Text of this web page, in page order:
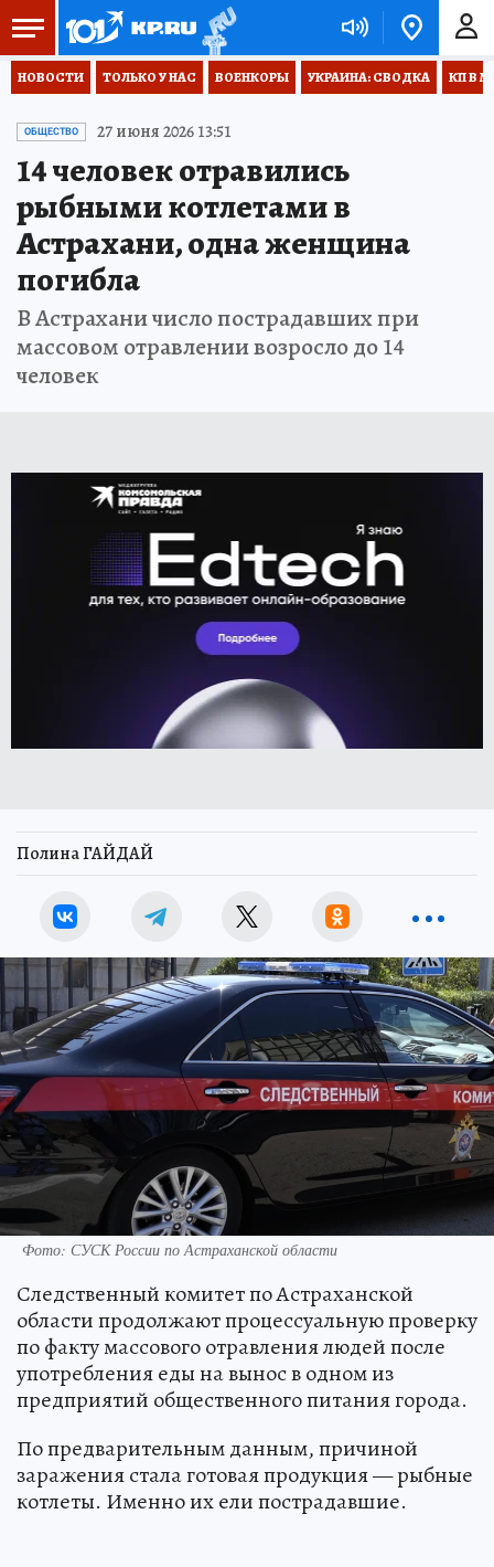
НОВОСТИ ТОЛЬКО У НАС ВОЕНКОРЫ УКРАИНА: СВОДКА КП В
ОБЩЕСТВО 27 июня 2026 13:51
14 человек отравились
рыбными котлетами в
Астрахани, одна женщина
погибла
В Астрахани число пострадавших при
массовом отравлении возросло до 14
человек
Полина ГАЙДАЙ
Фото: СУСК России по Астраханской области
Следственный комитет по Астраханской
области продолжают процессуальную проверку
по факту массового отравления людей после
употребления еды на вынос в одном из
предприятий общественного питания города.
По предварительным данным, причиной
заражения стала готовая продукция — рыбные
котлеты. Именно их ели пострадавшие.